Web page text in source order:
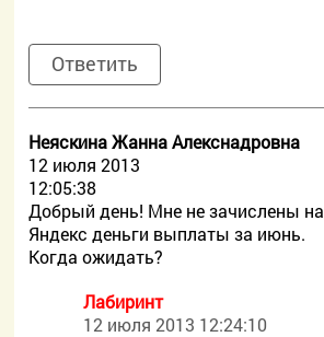
Ответить
Неяскина Жанна Алекснадровна
12 июля 2013
12:05:38
Добрый день! Мне не зачислены на
Яндекс деньги выплаты за июнь.
Когда ожидать?
Лабиринт
12 июля 2013 12:24:10